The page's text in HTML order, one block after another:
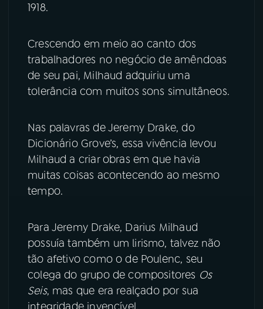
YouTube Facebook
Instagram X
1918.
Crescendo em meio ao canto dos
trabalhadores no negócio de amêndoas
de seu pai, Milhaud adquiriu uma
tolerância com muitos sons simultâneos.
Nas palavras de Jeremy Drake, do
Dicionário Grove’s, essa vivência levou
Milhaud a criar obras em que havia
muitas coisas acontecendo ao mesmo
tempo.
Para Jeremy Drake, Darius Milhaud
possuía também um lirismo, talvez não
tão afetivo como o de Poulenc, seu
colega do grupo de compositores Os
Seis, mas que era realçado por sua